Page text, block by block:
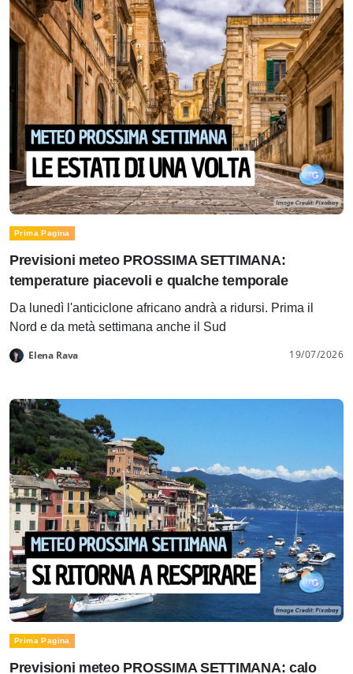
Prima Pagina
Previsioni meteo PROSSIMA SETTIMANA:
temperature piacevoli e qualche temporale
Da lunedì l'anticiclone africano andrà a ridursi. Prima il
Nord e da metà settimana anche il Sud
Elena Rava 19/07/2026
Prima Pagina
Previsioni meteo PROSSIMA SETTIMANA: calo